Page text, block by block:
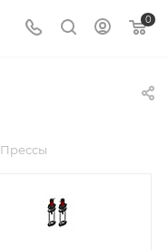
0
Прессы